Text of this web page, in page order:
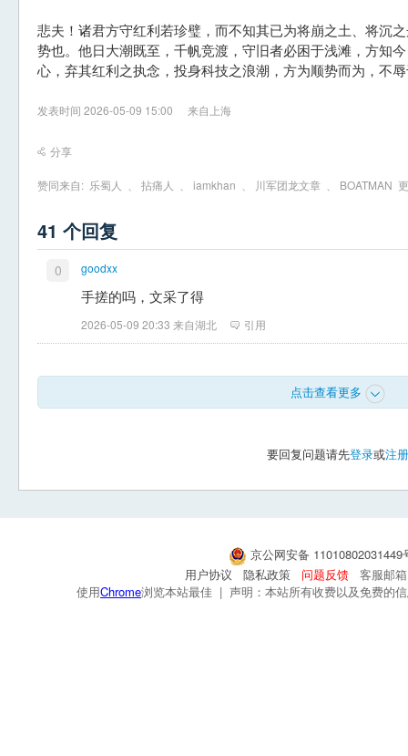
悲夫！诸君方守红利若珍璧，而不知其已为将崩之土、将沉
势也。他日大潮既至，千帆竞渡，守旧者必困于浅滩，方知
心，弃其红利之执念，投身科技之浪潮，方为顺势而为，不
发表时间 2026-05-09 15:00 来自上海
分享
赞同来自: 乐蜀人 拈痛人 iamkhan 川军团龙文章 BOATMAN
41 个回复
0 goodxx
手搓的吗，文采了得
2026-05-09 20:33 来自湖北 引用
点击查看更多
要回复问题请先登录或注册
京公网安备
用户协议
隐私政策 问题反馈
客服邮
使用Chrome浏览本站最佳 | 声明：本站所有收费以及免费的